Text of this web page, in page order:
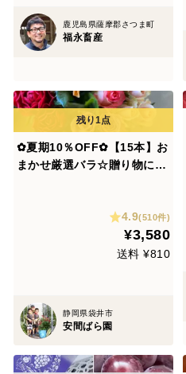
鹿児島県薩摩郡さつま町
福永畜産
✿夏期10％OFF✿【15本】お
まかせ厳選バラ☆贈り物にも
4.9(510件)
¥3,580
送料 ¥810
静岡県袋井市
安間ばら園